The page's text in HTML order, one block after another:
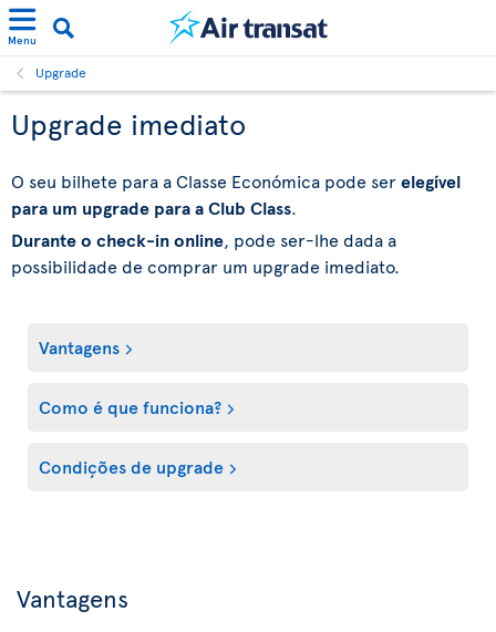
Menu
Upgrade
Upgrade imediato
O seu bilhete para a Classe Económica pode serelegível
para um upgrade para a Club Class.
Durante o check-in online, pode ser-lhe dada a
possibilidade de comprar um upgrade imediato.
Vantagens
Como é que funciona?
Condições de upgrade
Vantagens